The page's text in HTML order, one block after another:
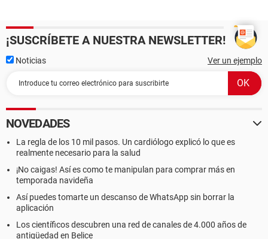
¡SUSCRÍBETE A NUESTRA NEWSLETTER!
Noticias Ver un ejemplo
NOVEDADES
La regla de los 10 mil pasos. Un cardiólogo explicó lo que es
realmente necesario para la salud
¡No caigas! Así es como te manipulan para comprar más en
temporada navideña
Así puedes tomarte un descanso de WhatsApp sin borrar la
aplicación
Los científicos descubren una red de canales de 4.000 años de
antigüedad en Belice